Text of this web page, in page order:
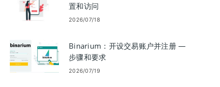
置和访问
2026/07/18
Binarium：开设交易账户并注册 —
步骤和要求
2026/07/19